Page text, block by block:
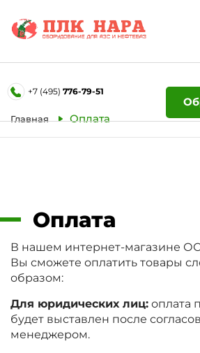
+7 (495) 776-79-51
Главная Оплата
Оплата
В нашем интернет-магазине
Вы сможете оплатить товары
образом:
Для юридических лиц: оплата
будет выставлен после
менеджером.
Форма обратной связи
Ваше имя